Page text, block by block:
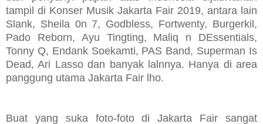
tampil di Konser Musik Jakarta Fair 2019, antara lain
Slank, Sheila 0n 7, Godbless, Fortwenty, Burgerkil,
Pado Reborn, Ayu Tingting, Maliq n DEssentials,
Tonny Q, Endank Soekamti, PAS Band, Superman Is
Dead, Ari Lasso dan banyak lalnnya. Hanya di area
panggung utama Jakarta Fair lho.
Buat yang suka foto-foto di Jakarta Fair sangat